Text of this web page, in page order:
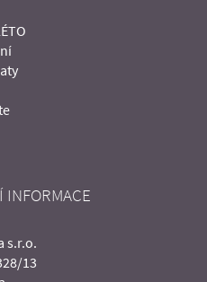
INFORMACE
s.r.o.
13